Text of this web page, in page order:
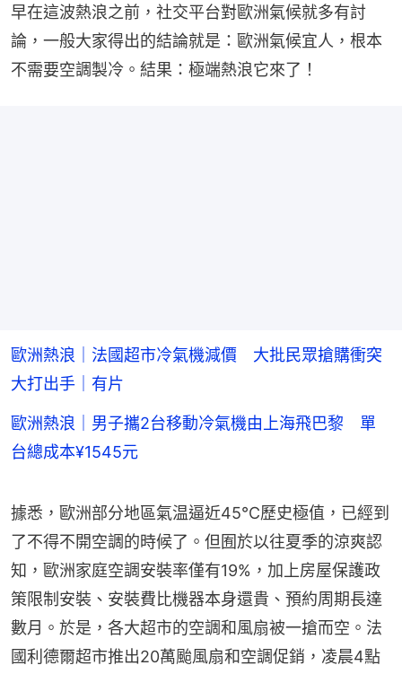
早在這波熱浪之前，社交平台對歐洲氣候就多有討
論，一般大家得出的結論就是：歐洲氣候宜人，根本
不需要空調製冷。結果：極端熱浪它來了！
歐洲熱浪｜法國超市冷氣機減價 大批民眾搶購衝突
大打出手｜有片
歐洲熱浪｜男子攜2台移動冷氣機由上海飛巴黎 單
台總成本¥1545元
據悉，歐洲部分地區氣温逼近45℃歷史極值，已經到
了不得不開空調的時候了。但囿於以往夏季的涼爽認
知，歐洲家庭空調安裝率僅有19%，加上房屋保護政
策限制安裝、安裝費比機器本身還貴、預約周期長達
數月。於是，各大超市的空調和風扇被一搶而空。法
國利德爾超市推出20萬颱風扇和空調促銷，凌晨4點